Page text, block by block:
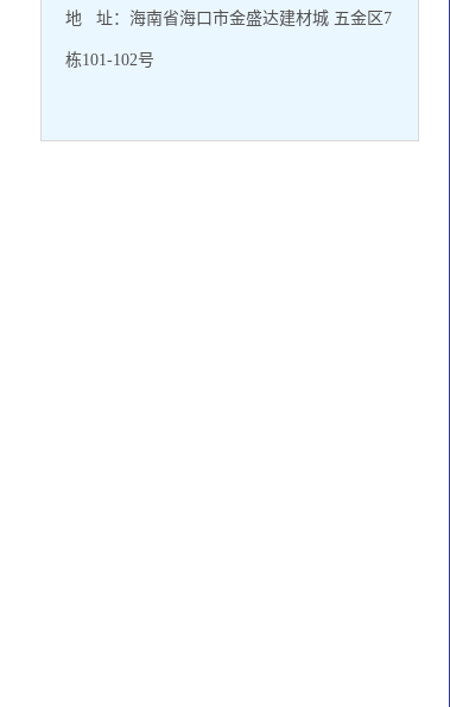
地 址：海南省海口市金盛达建材城 五金区7
栋101-102号